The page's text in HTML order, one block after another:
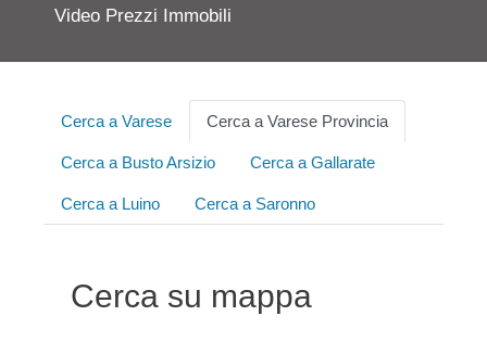
Video Prezzi Immobili
Cerca a Varese Cerca a Varese Provincia
Cerca a Busto Arsizio Cerca a Gallarate
Cerca a Luino Cerca a Saronno
Cerca su mappa